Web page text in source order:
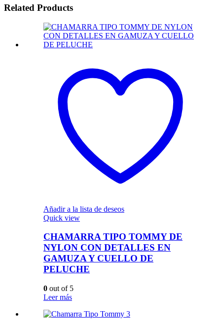
Related Products
Añadir a la lista de deseos
Quick view
CHAMARRA TIPO TOMMY DE
NYLON CON DETALLES EN
GAMUZA Y CUELLO DE
PELUCHE
0 out of 5
Leer más